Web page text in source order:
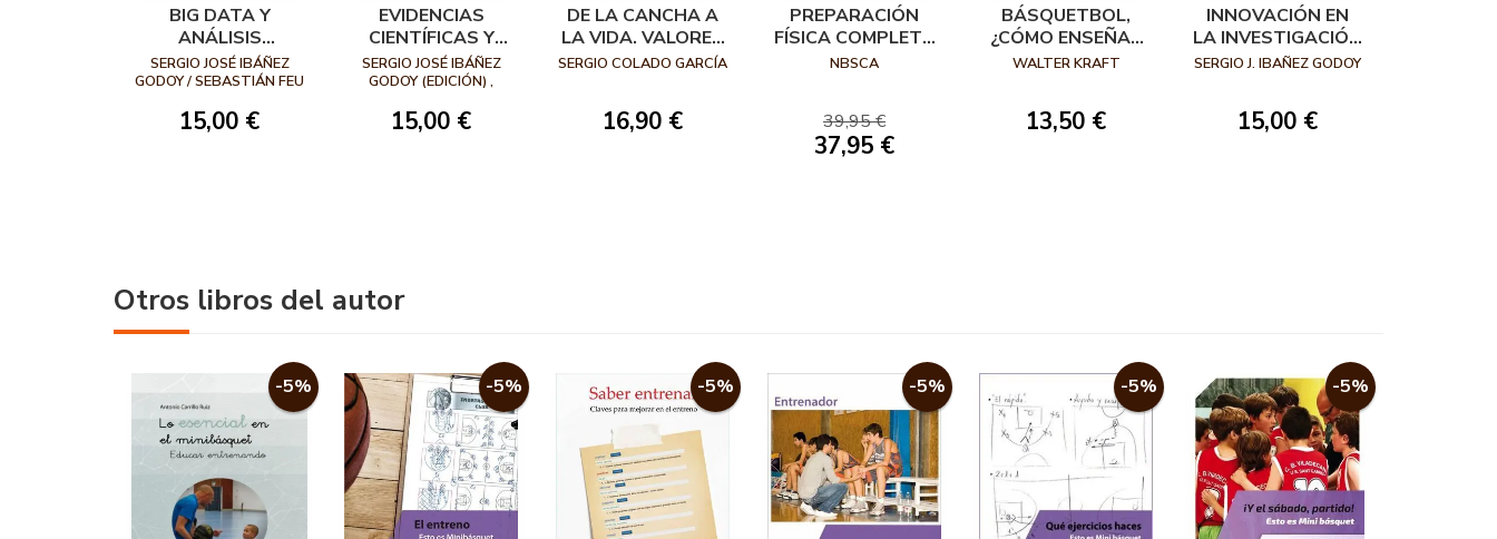
BIG DATA Y
ANÁLISIS
AVANZADO EN
BALONCESTO
SERGIO JOSÉ IBÁÑEZ
GODOY / SEBASTIÁN FEU
15,00 €
EVIDENCIAS
CIENTÍFICAS Y
AVANCES EN
BALONCESTO
SERGIO JOSÉ IBÁÑEZ
GODOY (EDICIÓN) ,
AZPIROZ (EDICIÓN)
15,00 €
DE LA CANCHA A
LA VIDA. VALORES
DEL BALONCESTO
PROFESIONAL
SERGIO COLADO GARCÍA
16,90 €
PREPARACIÓN
FÍSICA COMPLETA
PARA EL
NBSCA
39,95 €
37,95 €
BÁSQUETBOL,
¿CÓMO ENSEÑAR
EL DEPORTE HOY?
WALTER KRAFT
13,50 €
INNOVACIÓN EN
LA INVESTIGACIÓN
ACADÉMICA EN LA
SERGIO J. IBAÑEZ GODOY
15,00 €
Otros libros del autor
-5% -5% -5% -5% -5% -5%